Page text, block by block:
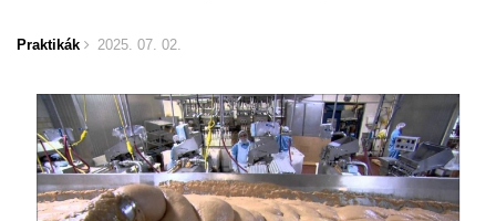
Praktikák 2025. 07. 02.